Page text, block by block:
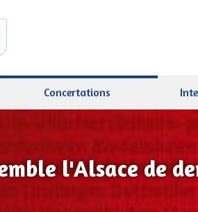
Concertations
l'Alsace de